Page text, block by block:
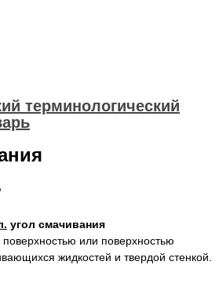
терминологический
угол смачивания
или поверхностью
жидкостей и твердой стенкой.